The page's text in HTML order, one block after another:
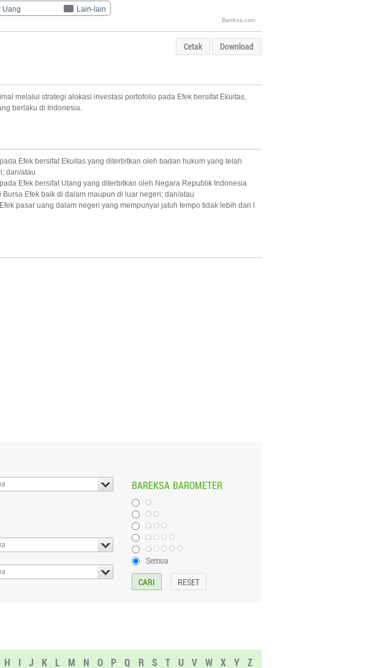
Uang Lain-lain
Bareksa.com
Cetak Download
melalui strategi alokasi investasi portofolio pada Efek bersifat Ekuitas,
berlaku di Indonesia.
Efek bersifat Ekuitas yang diterbitkan oleh badan hukum yang telah
dan/atau
Efek bersifat Utang yang diterbitkan oleh Negara Republik Indonesia
Efek baik di dalam maupun di luar negeri; dan/atau
pasar uang dalam negeri yang mempunyai jatuh tempo tidak lebih dari l
BAREKSA BAROMETER
Semua
H I J K L M N O P Q R S T U V W X Y Z